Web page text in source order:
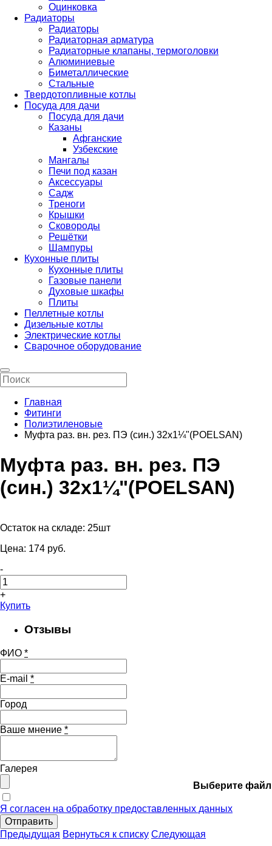
Оцинковка
Радиаторы
Радиаторы
Радиаторная арматура
Радиаторные клапаны, термоголовки
Алюминиевые
Биметаллические
Стальные
Твердотопливные котлы
Посуда для дачи
Посуда для дачи
Казаны
Афганские
Узбекские
Мангалы
Печи под казан
Аксессуары
Садж
Треноги
Крышки
Сковороды
Решётки
Шампуры
Кухонные плиты
Кухонные плиты
Газовые панели
Духовые шкафы
Плиты
Пеллетные котлы
Дизельные котлы
Электрические котлы
Сварочное оборудование
Главная
Фитинги
Полиэтиленовые
Муфта раз. вн. рез. ПЭ (син.) 32х1¼"(POELSAN)
Муфта раз. вн. рез. ПЭ
(син.) 32х1¼"(POELSAN)
Остаток на складе: 25шт
Цена: 174 pуб.
-
+
Купить
Отзывы
ФИО *
E-mail *
Город
Ваше мнение *
Галерея
Выберите файл
Я согласен на обработку предоставленных данных
Отправить
Предыдущая Вернуться к списку Следующая